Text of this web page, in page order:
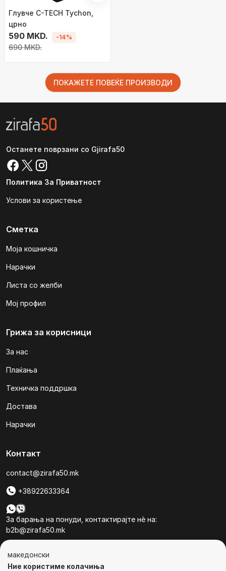
Глувче C-TECH Tychon,
црно
590 MKD.
690 MKD.
-14%
ПОКАЖЕТЕ ПОВЕЌЕ ПРОИЗВОДИ
Останете поврзани со Gjirafa50
Политика За Приватност
Услови за користење
Сметка
Моја кошничка
Нарачки
Листа со желби
Мој профил
Грижа за корисници
За нас
Плаќања
Техничка поддршка
Достава
Нарачки
Контакт
contact@zirafa50.mk
+38922633364
За барања на понуди, контактирајте нѐ на:
b2b@zirafa50.mk
македонски
Ние користиме колачиња